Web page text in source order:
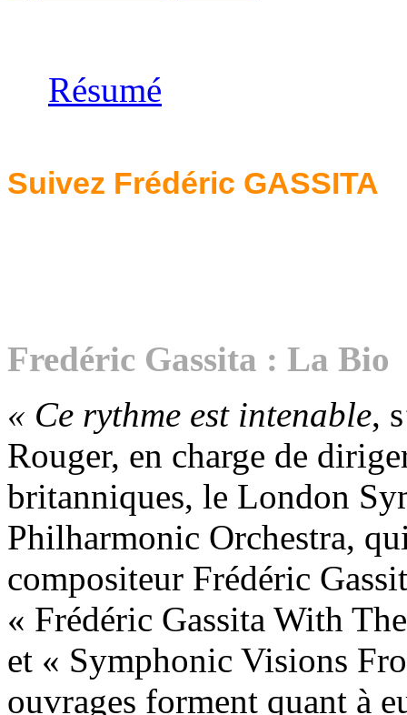
Résumé
Suivez Frédéric GASSITA
Fredéric Gassita : La Bio
« Ce rythme est intenable,
Rouger, en charge de
britanniques, le London
Philharmonic Orchestra,
compositeur Frédéric
« Frédéric Gassita With
et « Symphonic Visions
ouvrages forment quant à